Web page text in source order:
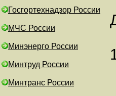
Госгортехнадзор России
МЧС России
Минэнерго России
Минтруд России
Минтранс России